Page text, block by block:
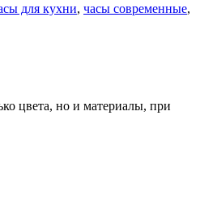
для кухни, часы современные,
цвета, но и материалы, при